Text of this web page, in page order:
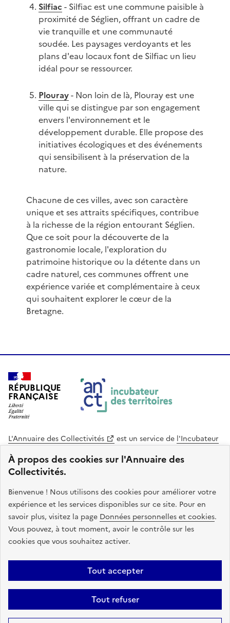
À propos des cookies sur l'Annuaire des
Collectivités.
Bienvenue ! Nous utilisons des cookies pour améliorer votre
expérience et les services disponibles sur ce site. Pour en
savoir plus, visitez la page Données personnelles et cookies.
Vous pouvez, à tout moment, avoir le contrôle sur les
cookies que vous souhaitez activer.
Tout accepter
Tout refuser
Silfiac- Silfiac est une commune paisible à
proximité de Séglien, offrant un cadre de
vie tranquille et une communauté
soudée. Les paysages verdoyants et les
plans d'eau locaux font de Silfiac un lieu
idéal pour se ressourcer.
Plouray- Non loin de là, Plouray est une
ville qui se distingue par son engagement
envers l'environnement et le
développement durable. Elle propose des
initiatives écologiques et des événements
qui sensibilisent à la préservation de la
nature.
Chacune de ces villes, avec son caractère
unique et ses attraits spécifiques, contribue
à la richesse de la région entourant Séglien.
Que ce soit pour la découverte de la
gastronomie locale, l'exploration du
patrimoine historique ou la détente dans un
cadre naturel, ces communes offrent une
expérience variée et complémentaire à ceux
qui souhaitent explorer le cœur de la
Bretagne.
RÉPUBLIQUE
FRANÇAISE
L'Annuaire des Collectivités est un service de l'Incubateur
des Territoires
Cohésion des Territoires
. Le code source de ce site web
est disponible en licence libre. Le design de ce site est conçu
avec le système de design de l’État.
legifrance.gouv.fr
info.gouv.fr
service-public.gouv.fr
data.gouv.fr
Plan du site Accessibilite : non conforme
Mentions légales
Politique de confidentialité
Gestion des cookies FAQ
Kit de
Statistiques Code source